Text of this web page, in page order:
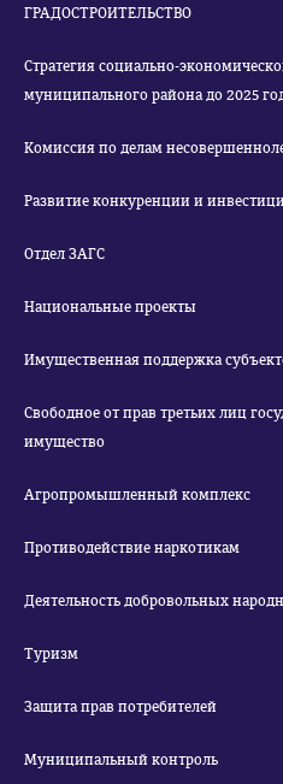
ГРАДОСТРОИТЕЛЬСТВО
Стратегия социально-
муниципального района до 2025
Комиссия по делам
Развитие конкуренции и
Отдел ЗАГС
Национальные проекты
Имущественная поддержка
Свободное от прав третьих лиц
имущество
Агропромышленный комплекс
Противодействие наркотикам
Деятельность добровольных
Туризм
Защита прав потребителей
Муниципальный контроль